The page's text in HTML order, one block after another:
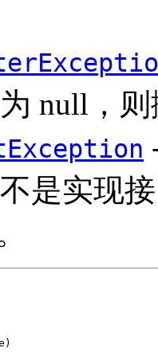
为 null，
不是实现